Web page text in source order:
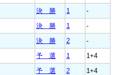
決 勝 1
-
決 勝 1
-
決 勝 2
-
予 選 1
1+4
予 選 2
1+4